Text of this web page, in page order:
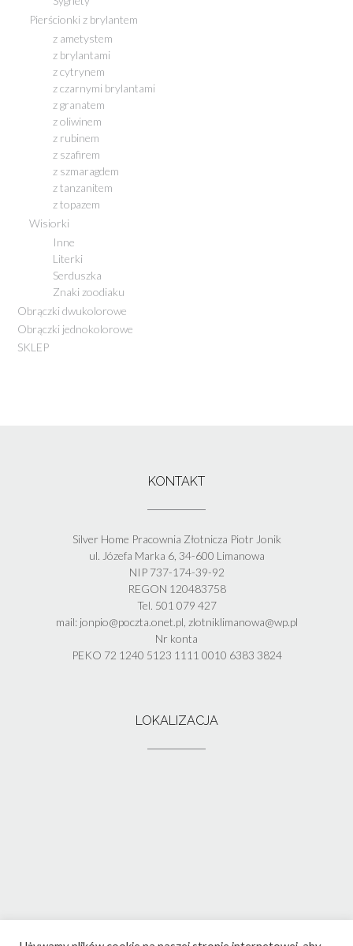
Pierścionki z brylantem
z ametystem
z brylantami
z cytrynem
z czarnymi brylantami
z granatem
z oliwinem
z rubinem
z szafirem
z szmaragdem
z tanzanitem
z topazem
Wisiorki
Inne
Literki
Serduszka
Znaki zoodiaku
Obrączki dwukolorowe
Obrączki jednokolorowe
SKLEP
KONTAKT
Silver Home Pracownia Złotnicza Piotr Jonik
ul. Józefa Marka 6, 34-600 Limanowa
NIP 737-174-39-92
REGON 120483758
Tel. 501 079 427
mail: jonpio@poczta.onet.pl, zlotniklimanowa@wp.pl
Nr konta
PEKO 72 1240 5123 1111 0010 6383 3824
LOKALIZACJA